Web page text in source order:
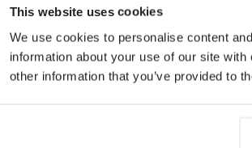
This website uses cookies
We use cookies to personalise content
information about your use of our site
other information that you’ve provided to
CHOSES
le café The Fix : snacks
l’ambiance.